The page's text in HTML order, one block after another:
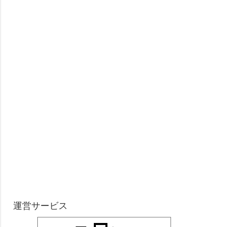
運営サービス